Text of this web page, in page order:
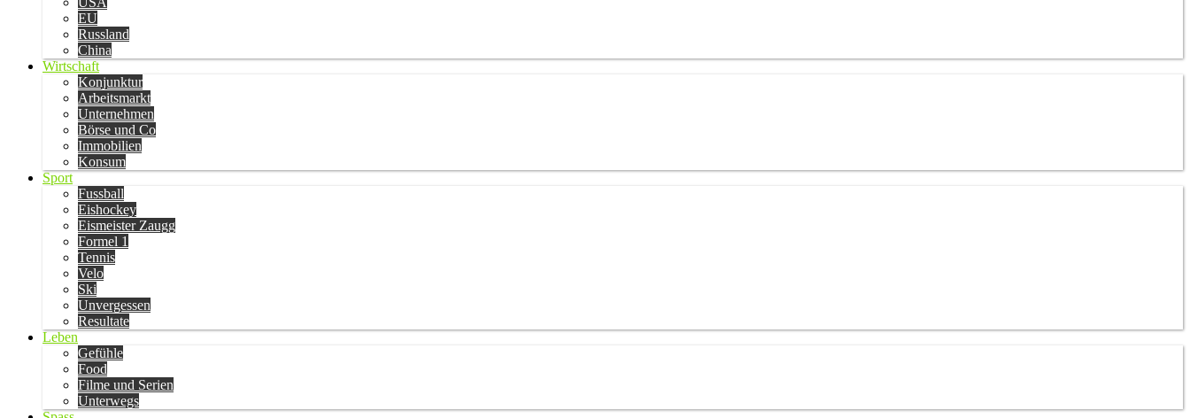
EU
Russland
China
Wirtschaft
Konjunktur
Arbeitsmarkt
Unternehmen
Börse und Co
Immobilien
Konsum
Sport
Fussball
Eishockey
Eismeister Zaugg
Formel 1
Tennis
Velo
Ski
Unvergessen
Resultate
Leben
Gefühle
Food
Filme und Serien
Unterwegs